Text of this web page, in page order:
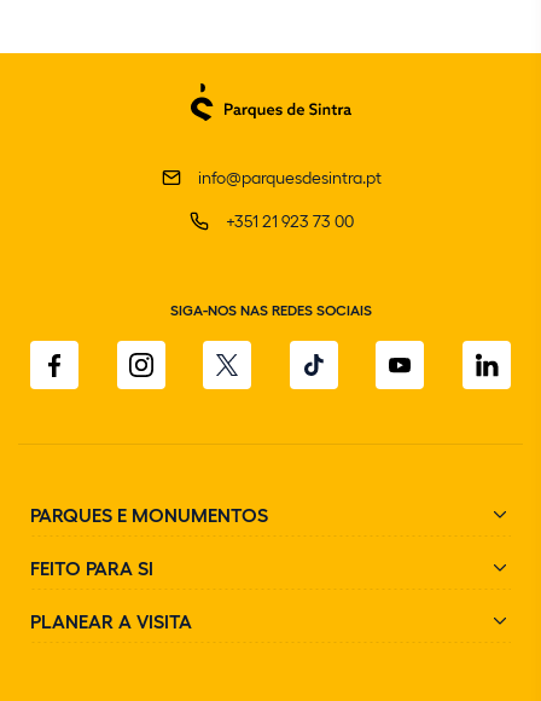
info@parquesdesintra.pt
+351 21 923 73 00
SIGA-NOS NAS REDES SOCIAIS
PARQUES E MONUMENTOS
FEITO PARA SI
PLANEAR A VISITA